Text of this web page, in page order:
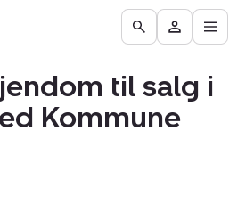
Ejendomme
til
Find
mægler
Få
vurderet
ejendom
Go
to
the
Search
page
Besøg
Mit
område
Åbn
til salg i
Kommune